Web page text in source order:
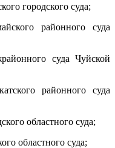
городского суда;
районного суда
суда Чуйской
районного суда
областного суда;
областного суда;